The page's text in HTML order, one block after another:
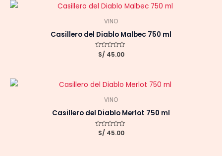
VINO
Casillero del Diablo Malbec 750 ml
Valorado
con
S/ 45.00
VINO
Casillero del Diablo Merlot 750 ml
Valorado
con
S/ 45.00